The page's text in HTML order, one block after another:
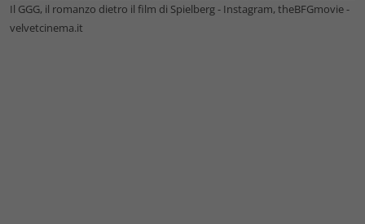
Il GGG, il romanzo dietro il film di Spielberg - Instagram, theBFGmovie -
velvetcinema.it